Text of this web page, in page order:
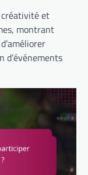
et
montrant
d’événements